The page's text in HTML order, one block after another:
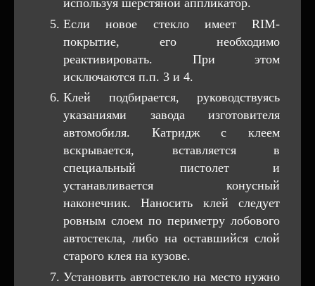
используя шерстяной аппликатор.
Если новое стекло имеет RIM-
покрытие, его необходимо
реактивировать. При этом
исключаются п.п. 3 и 4.
Клей подбирается, руководствуясь
указаниями завода изготовителя
автомобиля. Катридж с клеем
вскрывается, вставляется в
специальный пистолет и
устанавливается конусный
наконечник. Наносить клей следует
ровным слоем по периметру лобового
автостекла, либо на оставшийся слой
старого клея на кузове.
Установить автостекло на место нужно